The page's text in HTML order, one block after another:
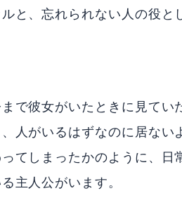
と、忘れられない人の役と
で彼女がいたときに見てい
人がいるはずなのに居ない
てしまったかのように、日
主人公がいます。